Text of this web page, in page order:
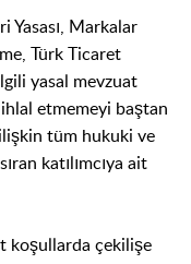
Yasası, Markalar
Türk Ticaret
yasal mevzuat
etmemeyi baştan
tüm hukuki ve
katılımcıya ait
koşullarda çekilişe